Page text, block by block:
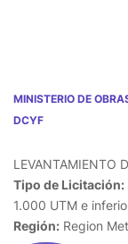
MINISTERIO DE
DCYF
LEVANTAMIENTO
Tipo de Licitación:
1.000 UTM e
Región: Region